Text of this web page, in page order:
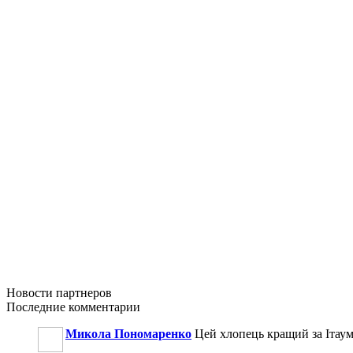
Новости партнеров
Последние комментарии
Микола Пономаренко Цей хлопець кращий за